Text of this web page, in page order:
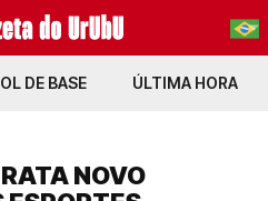
PT-BR
DE BASE ÚLTIMA HORA
NOVO